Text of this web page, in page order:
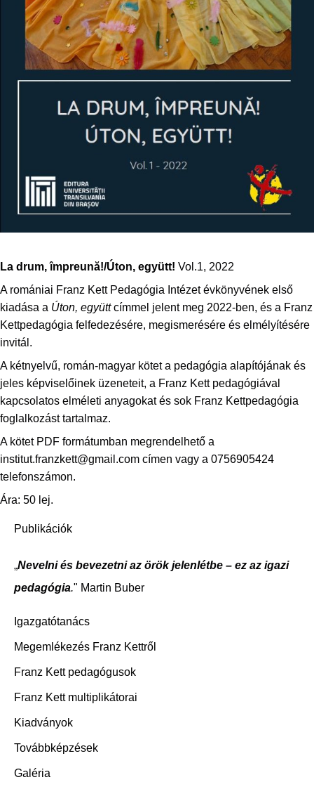
La drum, împreună!/Úton, együtt! Vol.1, 2022
A romániai Franz Kett Pedagógia Intézet évkönyvének első
kiadása a Úton, együttcímmel jelent meg 2022-ben, és a Franz
Kettpedagógia felfedezésére, megismerésére és elmélyítésére
invitál.
A kétnyelvű, román-magyar kötet a pedagógia alapítójának és
jeles képviselőinek üzeneteit, a Franz Kett pedagógiával
kapcsolatos elméleti anyagokat és sok Franz Kettpedagógia
foglalkozást tartalmaz.
A kötet PDF formátumban megrendelhető a
institut.franzkett@gmail.com címen vagy a 0756905424
telefonszámon.
Ára: 50 lej.
Publikációk
„Nevelni és bevezetni az örök jelenlétbe – ez az igazi
pedagógia." Martin Buber
Igazgatótanács
Megemlékezés Franz Kettről
Franz Kett pedagógusok
Franz Kett multiplikátorai
Kiadványok
Továbbképzések
Galéria